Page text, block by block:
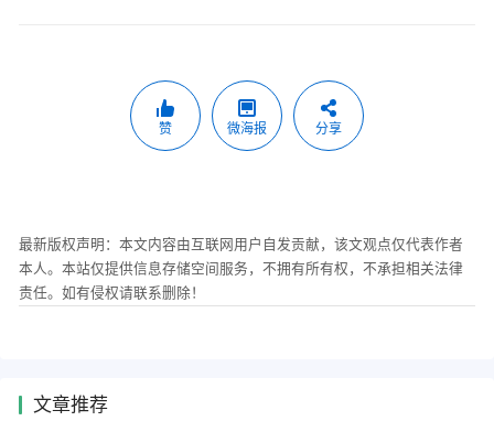
赞 微海报 分享
最新版权声明：本文内容由互联网用户自发贡献，该文观点仅代表作者
本人。本站仅提供信息存储空间服务，不拥有所有权，不承担相关法律
责任。如有侵权请联系删除！
文章推荐